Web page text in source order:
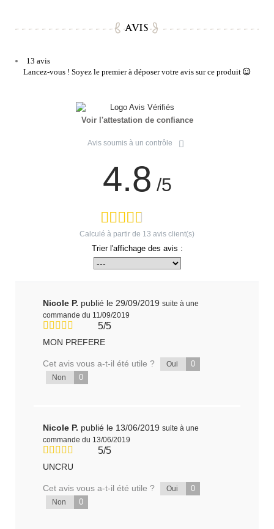
AVIS
13 avis
Lancez-vous ! Soyez le premier à déposer votre avis sur ce produit
Voir l'attestation de confiance
Avis soumis à un contrôle
4.8 /5
Calculé à partir de 13 avis client(s)
Trier l'affichage des avis :
Nicole P. publié le 29/09/2019 suite à une
commande du 11/09/2019
5/5
MON PREFERE
Cet avis vous a-t-il été utile ? Oui 0
Non 0
Nicole P. publié le 13/06/2019 suite à une
commande du 13/06/2019
5/5
UNCRU
Cet avis vous a-t-il été utile ? Oui 0
Non 0